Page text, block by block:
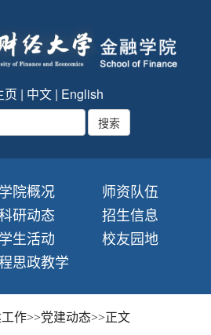
页 | 中文 | English
学院概况
师资队伍
研动态
招生信息
学生活动
校友园地
思政教学
作>>党建动态>>正文